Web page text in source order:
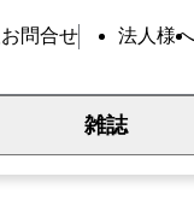
お問合せ 法人様へ
雑誌